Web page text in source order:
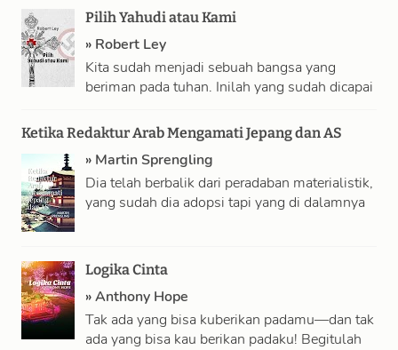
Pilih Yahudi atau Kami
» Robert Ley
Kita sudah menjadi sebuah bangsa yang
beriman pada tuhan. Inilah yang sudah dicapai
Ketika Redaktur Arab Mengamati Jepang dan AS
» Martin Sprengling
Dia telah berbalik dari peradaban materialistik,
yang sudah dia adopsi tapi yang di dalamnya
Logika Cinta
»Anthony Hope
Tak ada yang bisa kuberikan padamu—dan tak
ada yang bisa kau berikan padaku! Begitulah